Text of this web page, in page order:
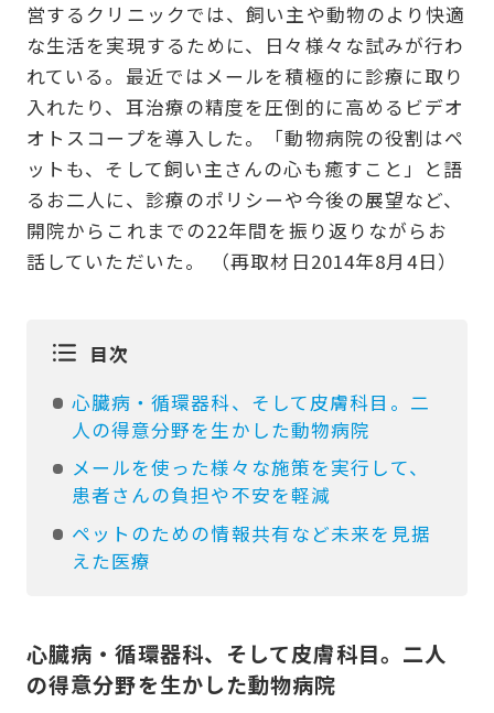
営するクリニックでは、飼い主や動物のより快適
な生活を実現するために、日々様々な試みが行わ
れている。最近ではメールを積極的に診療に取り
入れたり、耳治療の精度を圧倒的に高めるビデオ
オトスコープを導入した。「動物病院の役割はペ
ットも、そして飼い主さんの心も癒すこと」と語
るお二人に、診療のポリシーや今後の展望など、
開院からこれまでの22年間を振り返りながらお
話していただいた。 （再取材日2014年8月4日）
目次
心臓病・循環器科、そして皮膚科目。二
人の得意分野を生かした動物病院
メールを使った様々な施策を実行して、
患者さんの負担や不安を軽減
ペットのための情報共有など未来を見据
えた医療
心臓病・循環器科、そして皮膚科目。二人
の得意分野を生かした動物病院